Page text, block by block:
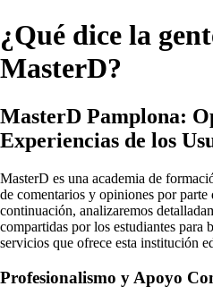
¿Qué dice la
MasterD?
MasterD Pamplona:
Experiencias de los
MasterD es una academia de
de comentarios y opiniones por parte
continuación, analizaremos
compartidas por los estudiantes para
servicios que ofrece esta institución
Profesionalismo y Apoyo